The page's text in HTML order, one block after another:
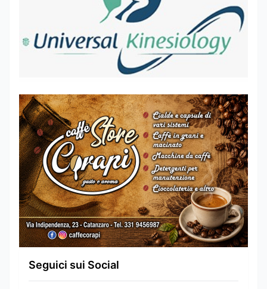
Seguici sui Social